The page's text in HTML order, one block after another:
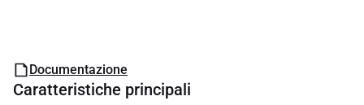
Documentazione
Caratteristiche principali